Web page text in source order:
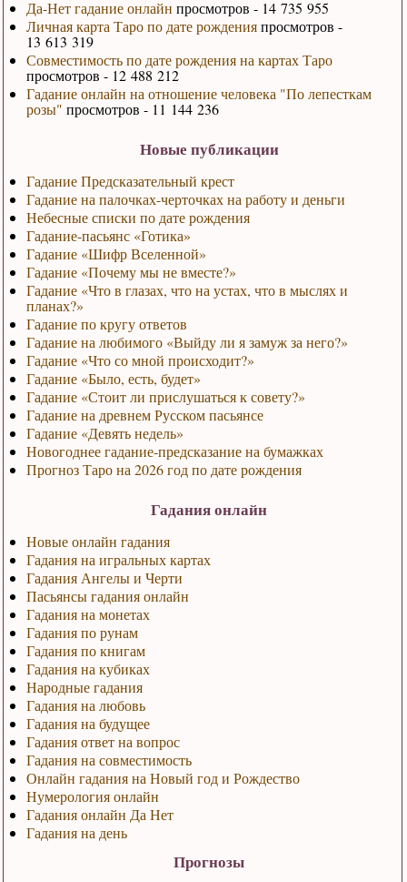
Да-Нет гадание онлайн просмотров - 14 735 955
Личная карта Таро по дате рожденияпросмотров -
13 613 319
Совместимость по дате рождения на картах Таро
просмотров - 12 488 212
Гадание онлайн на отношение человека "По лепесткам
розы" просмотров - 11 144 236
Новые публикации
Гадание Предсказательный крест
Гадание на палочках-черточках на работу и деньги
Небесные списки по дате рождения
Гадание-пасьянс «Готика»
Гадание «Шифр Вселенной»
Гадание «Почему мы не вместе?»
Гадание «Что в глазах, что на устах, что в мыслях и
планах?»
Гадание по кругу ответов
Гадание на любимого «Выйду ли я замуж за него?»
Гадание «Что со мной происходит?»
Гадание «Было, есть, будет»
Гадание «Стоит ли прислушаться к совету?»
Гадание на древнем Русском пасьянсе
Гадание «Девять недель»
Новогоднее гадание-предсказание на бумажках
Прогноз Таро на 2026 год по дате рождения
Гадания онлайн
Новые онлайн гадания
Гадания на игральных картах
Гадания Ангелы и Черти
Пасьянсы гадания онлайн
Гадания на монетах
Гадания по рунам
Гадания по книгам
Гадания на кубиках
Народные гадания
Гадания на любовь
Гадания на будущее
Гадания ответ на вопрос
Гадания на совместимость
Онлайн гадания на Новый год и Рождество
Нумерология онлайн
Гадания онлайн Да Нет
Гадания на день
Прогнозы